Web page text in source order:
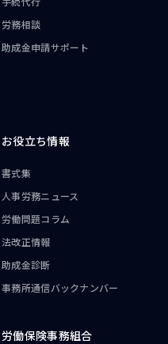
労務相談
助成金申請サポート
お役立ち情報
書式集
人事労務ニュース
労働問題コラム
法改正情報
助成金診断
事務所通信バックナンバー
労働保険事務組合